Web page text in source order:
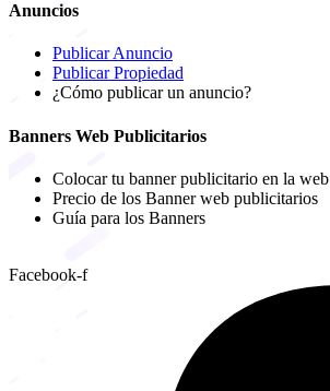
Anuncios
Publicar Anuncio
Publicar Propiedad
¿Cómo publicar un anuncio?
Banners Web Publicitarios
Colocar tu banner publicitario en la web
Precio de los Banner web publicitarios
Guía para los Banners
Facebook-f